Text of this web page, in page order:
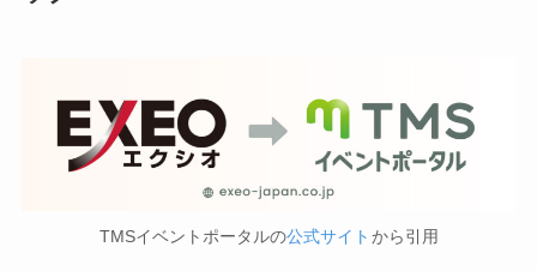
TMSイベントポータルの公式サイト から引用